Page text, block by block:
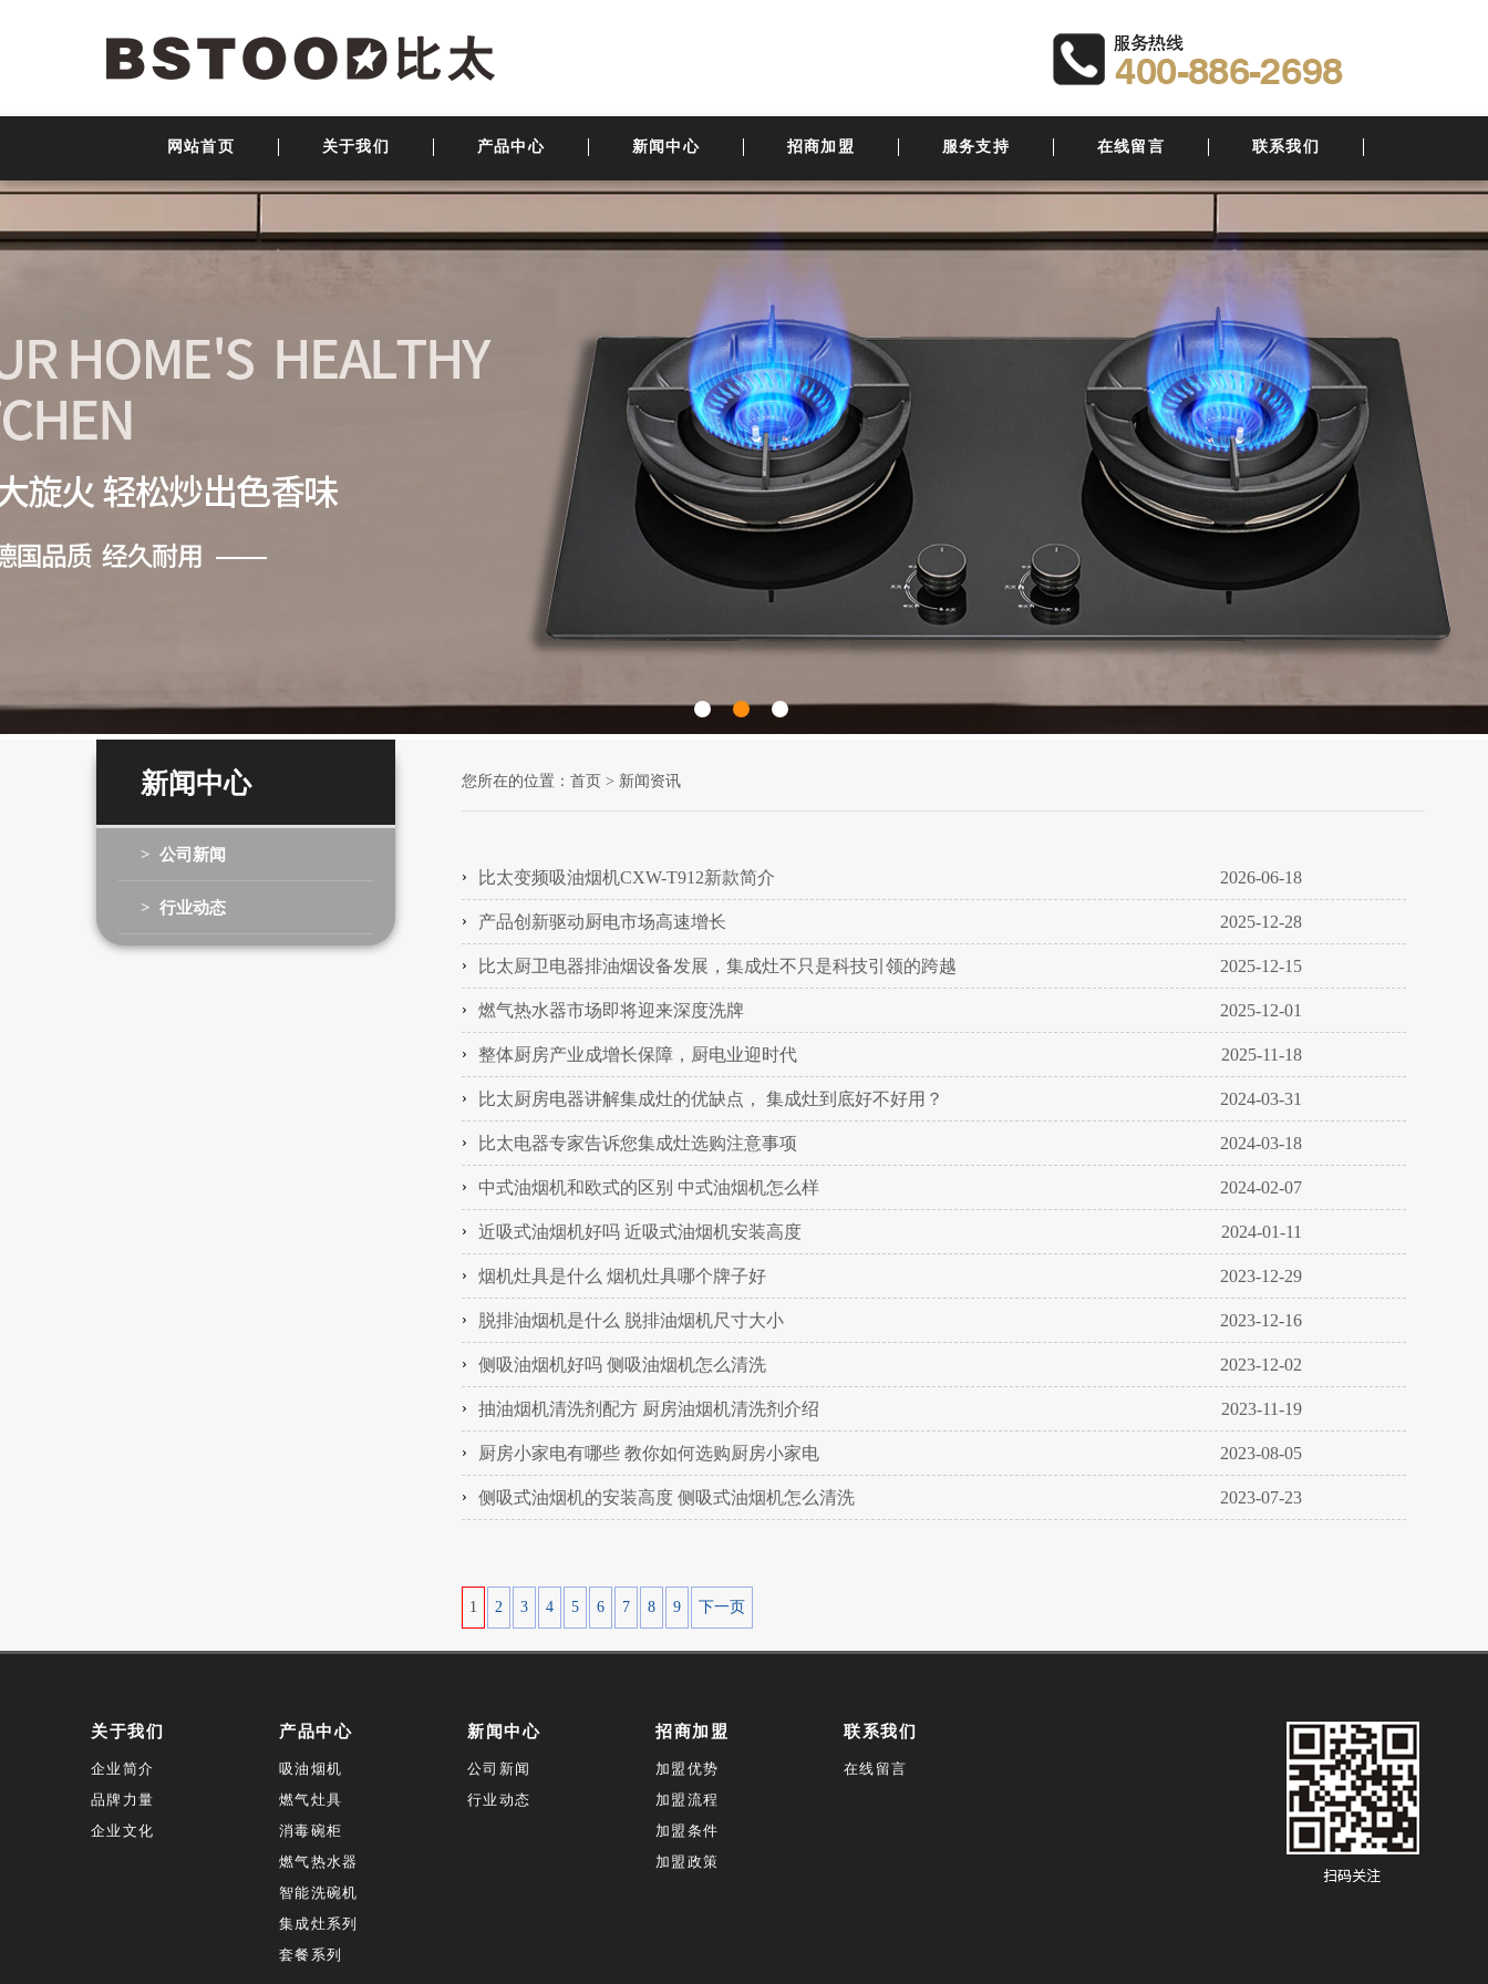
网站首页 关于我们 产品中心 新闻中心 招商加盟 服务支持 在线留言 联系我们
新闻中心
> 公司新闻
> 行业动态
您所在的位置： 首页 > 新闻资讯
比太变频吸油烟机CXW-T912新款简介 2026-06-18
产品创新驱动厨电市场高速增长 2025-12-28
比太厨卫电器排油烟设备发展，集成灶不只是科技引领的跨越 2025-12-15
燃气热水器市场即将迎来深度洗牌 2025-12-01
整体厨房产业成增长保障，厨电业迎时代 2025-11-18
比太厨房电器讲解集成灶的优缺点， 集成灶到底好不好用？ 2024-03-31
比太电器专家告诉您集成灶选购注意事项 2024-03-18
中式油烟机和欧式的区别 中式油烟机怎么样 2024-02-07
近吸式油烟机好吗 近吸式油烟机安装高度 2024-01-11
烟机灶具是什么 烟机灶具哪个牌子好 2023-12-29
脱排油烟机是什么 脱排油烟机尺寸大小 2023-12-16
侧吸油烟机好吗 侧吸油烟机怎么清洗 2023-12-02
抽油烟机清洗剂配方 厨房油烟机清洗剂介绍 2023-11-19
厨房小家电有哪些 教你如何选购厨房小家电 2023-08-05
侧吸式油烟机的安装高度 侧吸式油烟机怎么清洗 2023-07-23
1 2 3 4 5 6 7 8 9 下一页
关于我们
企业简介
品牌力量
企业文化
产品中心
吸油烟机
燃气灶具
消毒碗柜
燃气热水器
智能洗碗机
集成灶系列
套餐系列
新闻中心
公司新闻
行业动态
招商加盟
加盟优势
加盟流程
加盟条件
加盟政策
联系我们
在线留言